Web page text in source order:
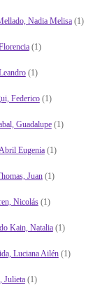
Nadia Melisa(1)
(1)
(1)
Federico(1)
Guadalupe(1)
Eugenia(1)
Juan(1)
Nicolás(1)
Kain, Natalia(1)
Luciana Ailén(1)
Julieta(1)